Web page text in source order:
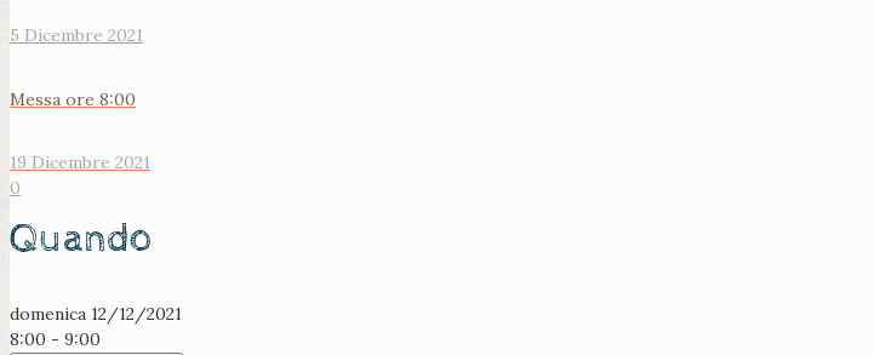
5 Dicembre 2021
Messa ore 8:00
19 Dicembre 2021
0
Quando
domenica 12/12/2021
8:00 - 9:00